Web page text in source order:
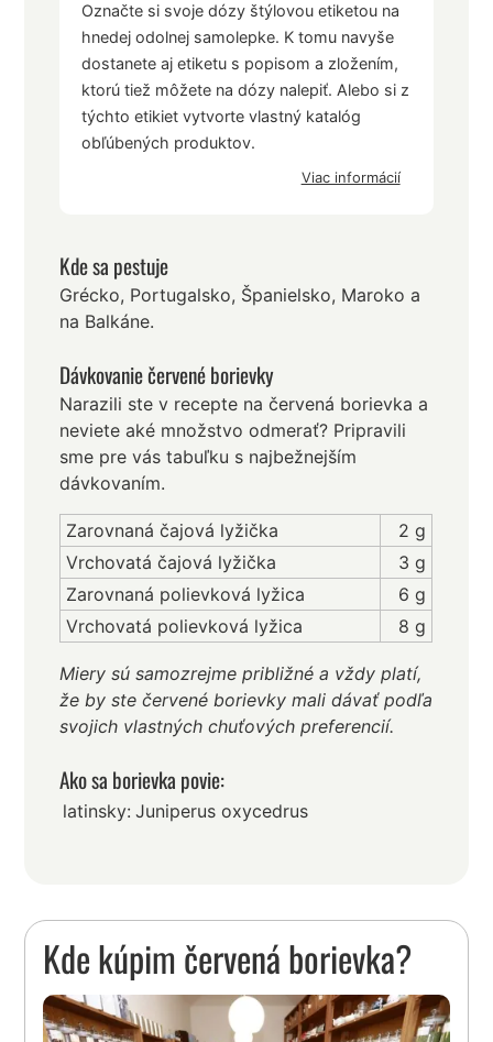
Označte si svoje dózy štýlovou etiketou na
hnedej odolnej samolepke. K tomu navyše
dostanete aj etiketu s popisom a zložením,
ktorú tiež môžete na dózy nalepiť. Alebo si z
týchto etikiet vytvorte vlastný katalóg
obľúbených produktov.
Viac informácií
Kde sa pestuje
Grécko, Portugalsko, Španielsko, Maroko a
na Balkáne.
Dávkovanie červené borievky
Narazili ste v recepte na červená borievka a
neviete aké množstvo odmerať? Pripravili
sme pre vás tabuľku s najbežnejším
dávkovaním.
Zarovnaná čajová lyžička
2 g
Vrchovatá čajová lyžička
3 g
Zarovnaná polievková lyžica
6 g
Vrchovatá polievková lyžica
8 g
Miery sú samozrejme približné a vždy platí,
že by ste červené borievky mali dávať podľa
svojich vlastných chuťových preferencií.
Ako sa borievka povie:
latinsky: Juniperus oxycedrus
Kde kúpim červená borievka?